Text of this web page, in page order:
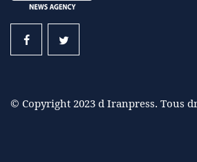
© Copyright 2023 d Iranpress. Tous